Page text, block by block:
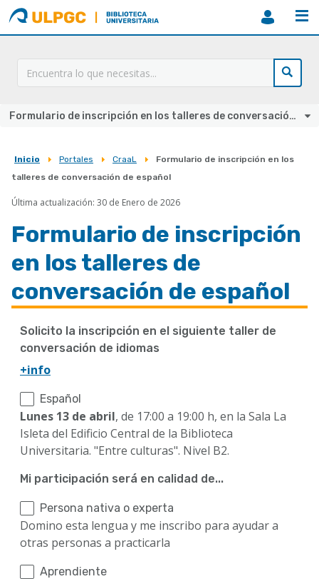
ULPGC
Biblioteca
ULPGC
Formulario de inscripción en los talleres de conversación de español
Sobrescribir
ayuda
a
navegación
Inicio Portales CraaL
Formulario de inscripción en los
talleres de conversación de español
Última actualización: 30 de Enero de 2026
Formulario de inscripción
en los talleres de
conversación de español
Solicito la inscripción en el siguiente taller de
conversación de idiomas
+info
Español
Lunes 13 de abril, de 17:00 a 19:00 h, en la Sala La
Isleta del Edificio Central de la Biblioteca
Universitaria. "Entre culturas". Nivel B2.
Mi participación será en calidad de...
Persona nativa o experta
Domino esta lengua y me inscribo para ayudar a
otras personas a practicarla
Aprendiente